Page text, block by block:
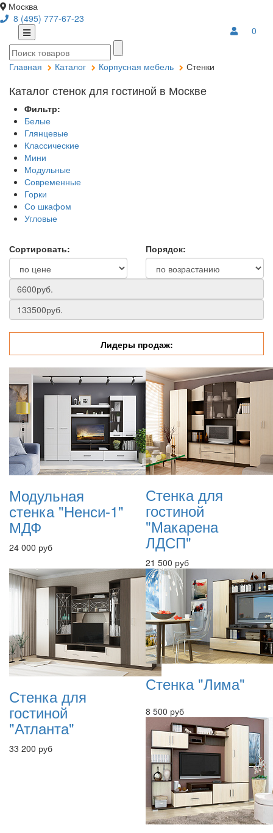
Москва
8 (495) 777-67-23
0
Главная Каталог Корпусная мебель Стенки
Каталог стенок для гостиной в Москве
Фильтр:
Белые
Глянцевые
Классические
Мини
Модульные
Современные
Горки
Со шкафом
Угловые
Сортировать: Порядок:
Лидеры продаж:
Модульная
стенка "Ненси-1"
МДФ
24 000 руб
Стенка для
гостиной
"Макарена
ЛДСП"
21 500 руб
Стенка для
гостиной
"Атланта"
33 200 руб
Стенка "Лима"
8 500 руб